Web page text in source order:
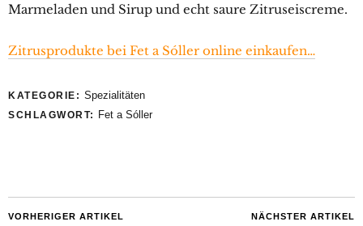
Marmeladen und Sirup und echt saure Zitruseiscreme.
Zitrusprodukte bei Fet a Sóller online einkaufen…
KATEGORIE: Spezialitäten
SCHLAGWORT: Fet a Sóller
VORHERIGER ARTIKEL NÄCHSTER ARTIKEL